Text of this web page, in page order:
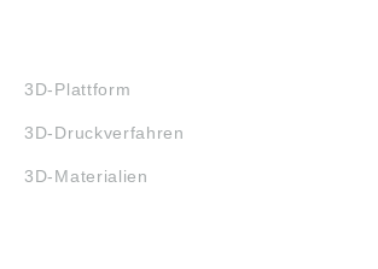
3D-Plattform
3D-Druckverfahren
3D-Materialien